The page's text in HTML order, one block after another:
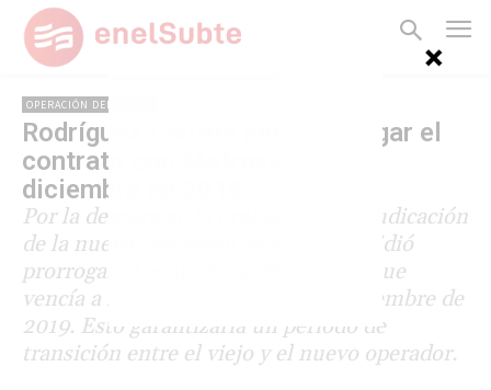
OPERACIÓN DEL SUBTE
Rodríguez Larreta pide prorrogar el
contrato con Metrovías hasta
diciembre de 2019
Por la demora en la evaluación y adjudicación
de la nueva concesión, el ejecutivo pidió
prorrogar el contrato de Metrovías, que
vencía a fines de este año, hasta diciembre de
2019. Esto garantizaría un período de
transición entre el viejo y el nuevo operador.